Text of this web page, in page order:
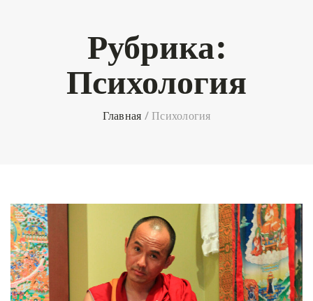
Рубрика:
Психология
Главная / Психология